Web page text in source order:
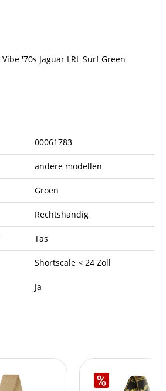
'70s Jaguar LRL Surf Green
00061783
andere modellen
Groen
Rechtshandig
Tas
Shortscale < 24 Zoll
Ja